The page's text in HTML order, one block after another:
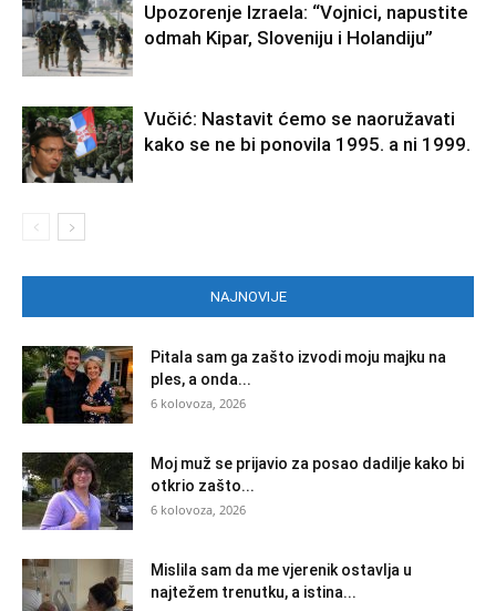
Upozorenje Izraela: “Vojnici, napustite
odmah Kipar, Sloveniju i Holandiju”
Vučić: Nastavit ćemo se naoružavati
kako se ne bi ponovila 1995. a ni 1999.
NAJNOVIJE
Pitala sam ga zašto izvodi moju majku na
ples, a onda...
6 kolovoza, 2026
Moj muž se prijavio za posao dadilje kako bi
otkrio zašto...
6 kolovoza, 2026
Mislila sam da me vjerenik ostavlja u
najtežem trenutku, a istina...